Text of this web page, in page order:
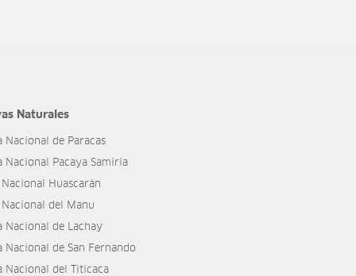
Naturales
Nacional de Paracas
Nacional Pacaya Samiria
Huascarán
Nacional del Manu
Nacional de Lachay
Nacional de San Fernando
Nacional del Titicaca